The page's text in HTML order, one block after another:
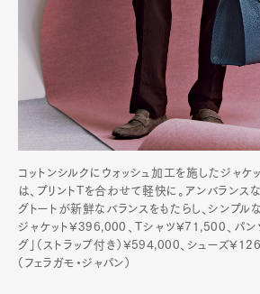
コットンシルクにウォッシュ加工を施したジャケ
は、プリントTを合わせて軽快に。アンバランス
グトートが新鮮なバランスをもたらし、シンプル
ジャケット¥396,000、Tシャツ¥71,500、パン
グ」（ストラップ付き）¥594,000、シューズ
（フェラガモ・ジャパン）